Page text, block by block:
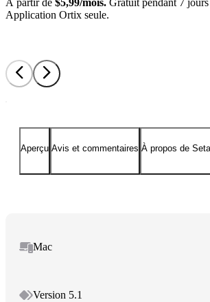
Application Ortix seule.
Aperçu Avis et commentaires À propos de
Mac
Version 5.1